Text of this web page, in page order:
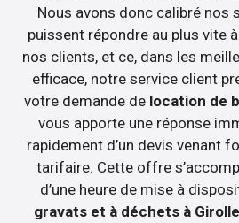
Nous avons donc calibré nos
puissent répondre au plus vite
nos clients, et ce, dans les
efficace, notre service client
votre demande de location de
vous apporte une réponse
rapidement d’un devis venant
tarifaire. Cette offre
d’une heure de mise à
gravats et à déchets à